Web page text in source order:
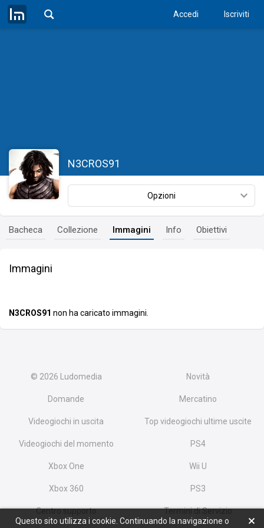
Accedi Iscriviti
N3CROS91
Opzioni
Bacheca Collezione Immagini Info Obiettivi
Immagini
N3CROS91 non ha caricato immagini.
© 2026 Ludomedia Novità
Domande Mercatino
Videogiochi in uscita Top videogiochi ultime uscite
Videogiochi del momento PS4
Xbox One Wii U
Xbox 360 PS3
Centro supporto
Termini di Servizio
Questo sito utilizza i cookie. Continuando la navigazione o